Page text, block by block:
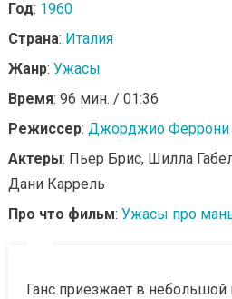
Год: 1960
Страна: Италия
Жанр: Ужасы
Время: 96 мин. / 01:36
Режиссер: Джорджио Феррони
Актеры: Пьер Брис, Шилла
Дани Каррель
Про что фильм: Ужасы про
Ганс приезжает в небольшой